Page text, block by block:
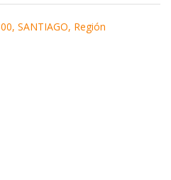
SANTIAGO, Región